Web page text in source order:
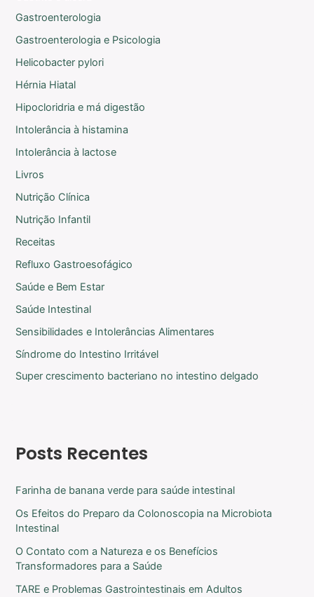
Gastroenterologia
Gastroenterologia e Psicologia
Helicobacter pylori
Hérnia Hiatal
Hipocloridria e má digestão
Intolerância à histamina
Intolerância à lactose
Livros
Nutrição Clínica
Nutrição Infantil
Receitas
Refluxo Gastroesofágico
Saúde e Bem Estar
Saúde Intestinal
Sensibilidades e Intolerâncias Alimentares
Síndrome do Intestino Irritável
Super crescimento bacteriano no intestino delgado
Posts Recentes
Farinha de banana verde para saúde intestinal
Os Efeitos do Preparo da Colonoscopia na Microbiota
Intestinal
O Contato com a Natureza e os Benefícios
Transformadores para a Saúde
TARE e Problemas Gastrointestinais em Adultos